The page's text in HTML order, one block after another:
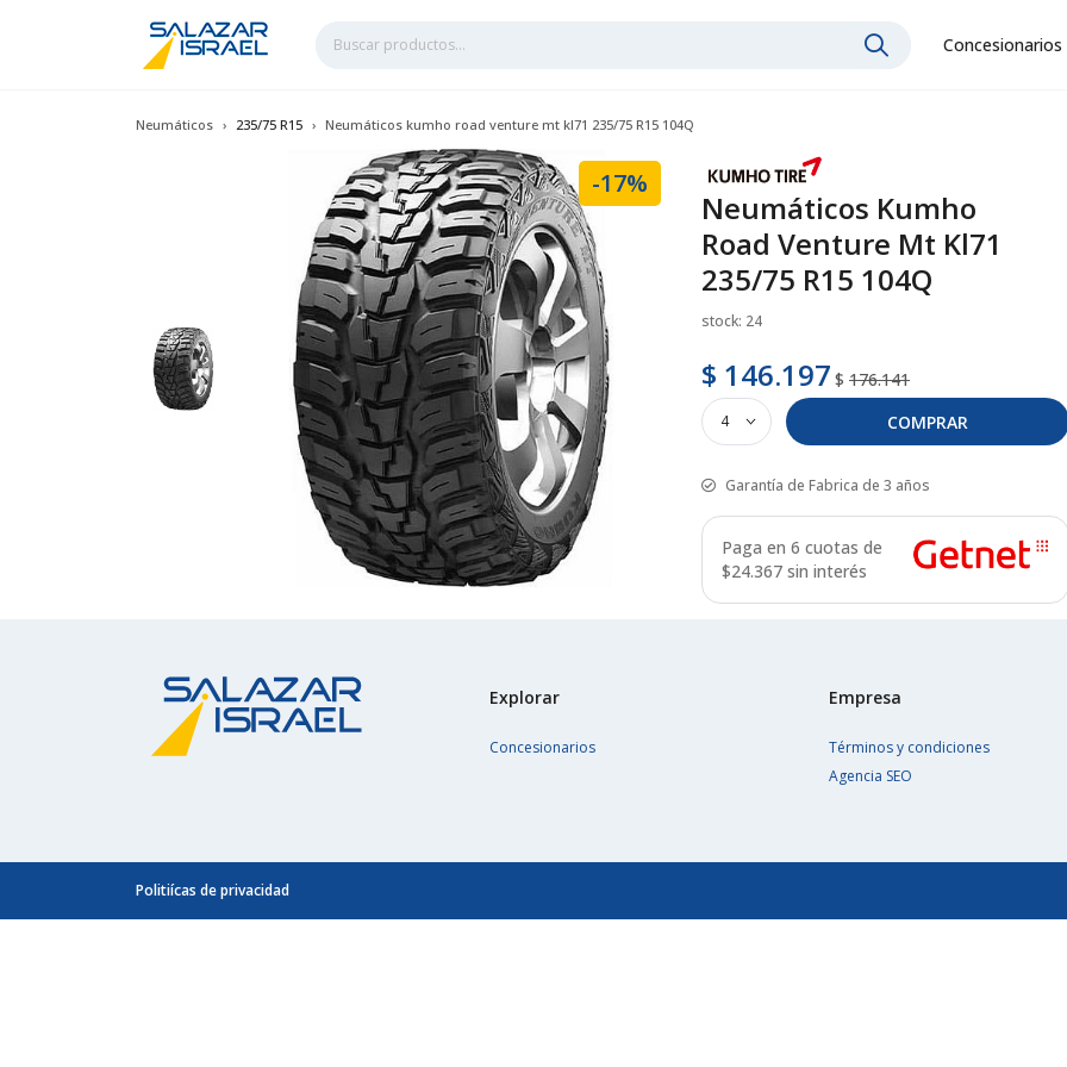
Concesionarios
Neumáticos 235/75 R15 Neumáticos kumho road venture mt kl71 235/75 R15 104Q
-17%
Neumáticos Kumho
Road Venture Mt Kl71
235/75 R15 104Q
stock: 24
$ 146.197 $ 176.141
COMPRAR
Garantía de Fabrica de 3 años
Paga en 6 cuotas de
$24.367 sin interés
Explorar
Concesionarios
Empresa
Términos y condiciones
Agencia SEO
Politiícas de privacidad